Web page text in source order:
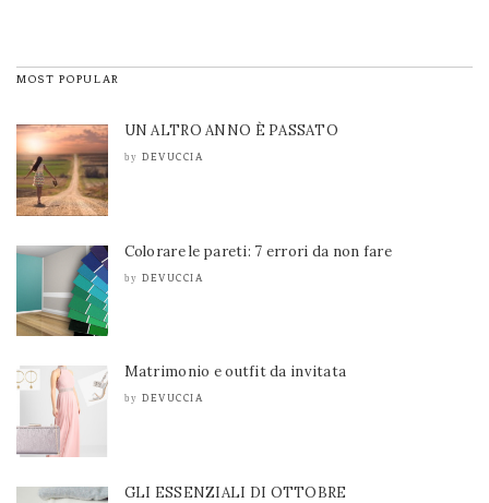
MOST POPULAR
UN ALTRO ANNO È PASSATO
by DEVUCCIA
Colorare le pareti: 7 errori da non fare
by DEVUCCIA
Matrimonio e outfit da invitata
by DEVUCCIA
GLI ESSENZIALI DI OTTOBRE